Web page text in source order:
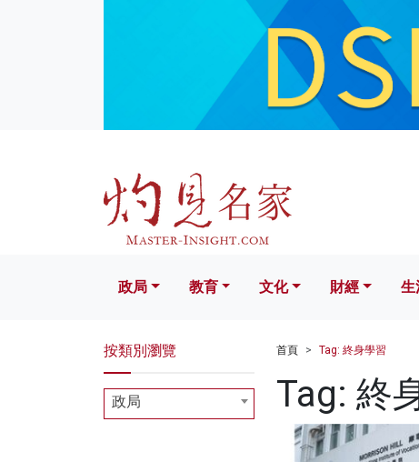
文化 財經 生活
政局 教育 文化 財經 生
首頁 Tag: 終身學習
Tag: 終
按類別瀏覽
政局